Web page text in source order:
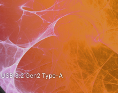
USB 3.2 Gen2 Type-A